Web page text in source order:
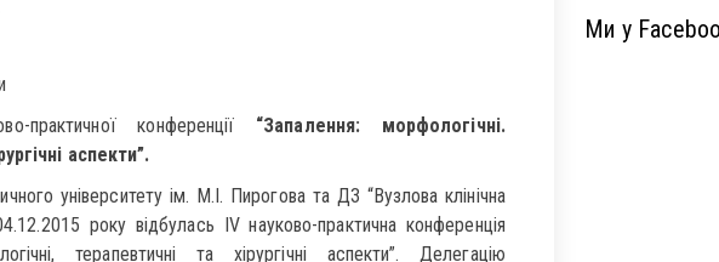
конференції “Запалення: морфологічні.
аспекти”.
університету ім. М.І. Пирогова та ДЗ “Вузлова клінічна
року відбулась IV науково-практична конференція
терапевтичні та хірургічні аспекти”. Делегацію
Ми у